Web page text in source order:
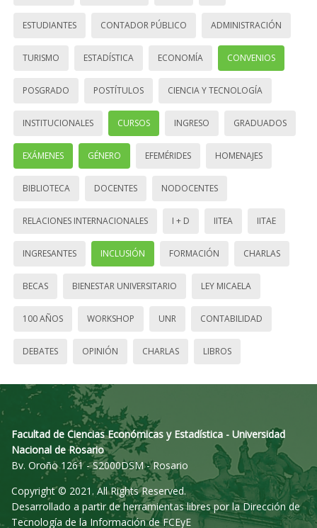
ESTUDIANTES CONTADOR PÚBLICO ADMINISTRACIÓN
TURISMO ESTADÍSTICA ECONOMÍA CONVENIOS
POSGRADO POSTÍTULOS CIENCIA Y TECNOLOGÍA
INSTITUCIONALES CURSOS INGRESO GRADUADOS
EXÁMENES GÉNERO EFEMÉRIDES HOMENAJES
BIBLIOTECA DOCENTES NODOCENTES
RELACIONES INTERNACIONALES I + D IITEA IITAE
INGRESANTES INCLUSIÓN FORMACIÓN CHARLAS
BECAS BIENESTAR UNIVERSITARIO LEY MICAELA
100 AÑOS WORKSHOP UNR CONTABILIDAD
DEBATES OPINIÓN CHARLAS LIBROS
Facultad de Ciencias Económicas y Estadística - Universidad
Nacional de Rosario
Bv. Oroño 1261 - S2000DSM - Rosario
Copyright © 2021. All Rights Reserved.
Desarrollado a partir de herramientas libres por la Dirección de
Tecnología de la Información de FCEyE